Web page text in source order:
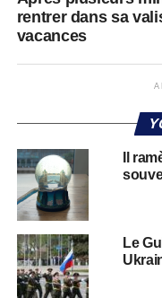
rentrer dans sa
vacances
Il
Le